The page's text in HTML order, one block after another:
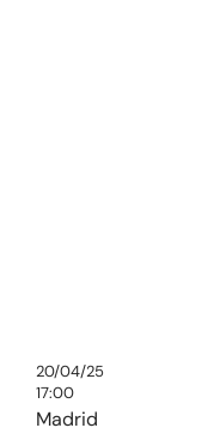
20/04/25
17:00
Madrid